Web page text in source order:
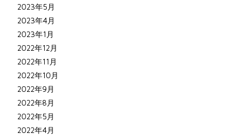
2023年5月
2023年4月
2023年1月
2022年12月
2022年11月
2022年10月
2022年9月
2022年8月
2022年5月
2022年4月